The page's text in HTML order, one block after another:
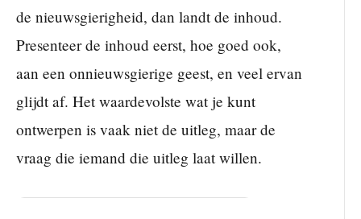
de nieuwsgierigheid, dan landt de inhoud.
Presenteer de inhoud eerst, hoe goed ook,
aan een onnieuwsgierige geest, en veel ervan
glijdt af. Het waardevolste wat je kunt
ontwerpen is vaak niet de uitleg, maar de
vraag die iemand die uitleg laat willen.